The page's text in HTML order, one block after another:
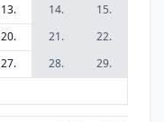
13. 14.
15.
20. 21.
22.
27. 28.
29.